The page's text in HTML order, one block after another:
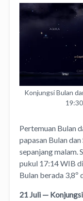
Konjungsi Bulan
Pertemuan Bulan
papasan Bulan
sepanjang malam.
pukul 17:14 WIB
Bulan berada 3,8º
21 Juli —